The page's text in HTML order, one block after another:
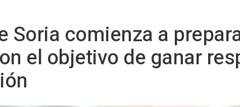
Soria comienza a
el objetivo de ganar